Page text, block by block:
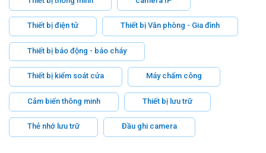
Thiết bị điện tử Thiết bị Văn phòng - Gia đình
Thiết bị báo động - báo cháy
Thiết bị kiểm soát cửa Máy chấm công
Cảm biến thông minh Thiết bị lưu trữ
Thẻ nhớ lưu trữ Đầu ghi camera